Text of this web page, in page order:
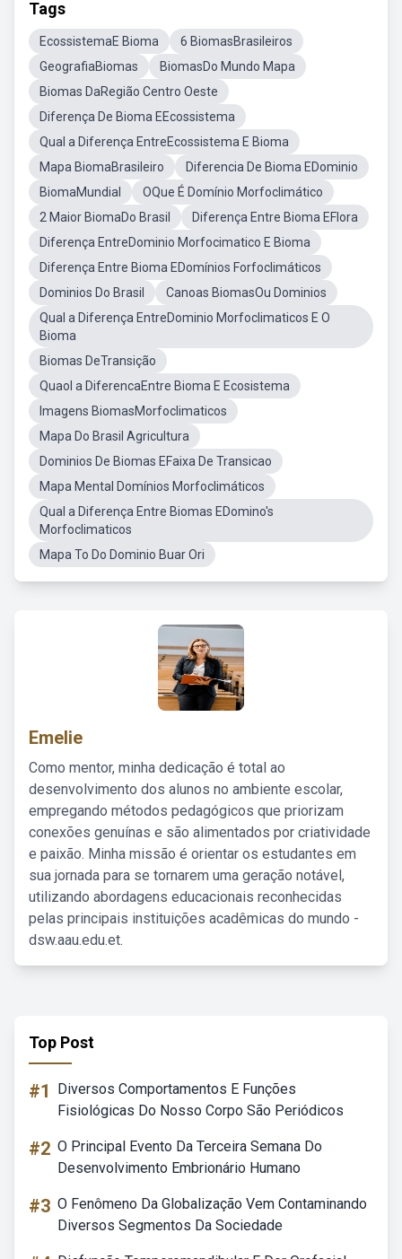
Tags
EcossistemaE Bioma
6 BiomasBrasileiros
GeografiaBiomas
BiomasDo Mundo Mapa
Biomas DaRegião Centro Oeste
Diferença De Bioma EEcossistema
Qual a Diferença EntreEcossistema E Bioma
Mapa BiomaBrasileiro
Diferencia De Bioma EDominio
BiomaMundial
OQue É Domínio Morfoclimático
2 Maior BiomaDo Brasil
Diferença Entre Bioma EFlora
Diferença EntreDominio Morfocimatico E Bioma
Diferença Entre Bioma EDomínios Forfoclimáticos
Dominios Do Brasil
Canoas BiomasOu Dominios
Qual a Diferença EntreDominio Morfoclimaticos E O
Bioma
Biomas DeTransição
Quaol a DiferencaEntre Bioma E Ecosistema
Imagens BiomasMorfoclimaticos
Mapa Do Brasil Agricultura
Dominios De Biomas EFaixa De Transicao
Mapa Mental Domínios Morfoclimáticos
Qual a Diferença Entre Biomas EDomino's
Morfoclimaticos
Mapa To Do Dominio Buar Ori
Emelie
Como mentor, minha dedicação é total ao
desenvolvimento dos alunos no ambiente escolar,
empregando métodos pedagógicos que priorizam
conexões genuínas e são alimentados por criatividade
e paixão. Minha missão é orientar os estudantes em
sua jornada para se tornarem uma geração notável,
utilizando abordagens educacionais reconhecidas
pelas principais instituições acadêmicas do mundo -
dsw.aau.edu.et.
Top Post
#1
Diversos Comportamentos E Funções
Fisiológicas Do Nosso Corpo São Periódicos
#2 O Principal Evento Da Terceira Semana Do
Desenvolvimento Embrionário Humano
#3 O Fenômeno Da Globalização Vem Contaminando
Diversos Segmentos Da Sociedade